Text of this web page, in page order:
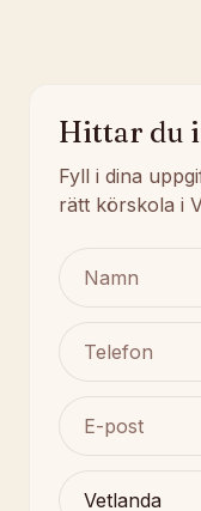
Hittar du
Fyll i dina
rätt körskola i